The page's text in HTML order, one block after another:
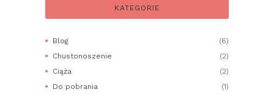
KATEGORIE
Blog
(6)
Chustonoszenie
(2)
Ciąża
(2)
Do pobrania
(1)